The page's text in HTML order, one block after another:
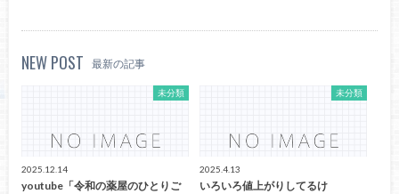
NEW POST 最新の記事
未分類
2025.12.14
youtube「令和の薬屋のひとりご
未分類
2025.4.13
いろいろ値上がりしてるけ